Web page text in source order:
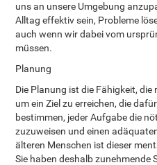
uns an unsere Umgebung
Alltag effektiv sein, Probleme
auch wenn wir dabei vom
müssen.
Planung
Die Planung ist die Fähigkeit,
um ein Ziel zu erreichen, die
bestimmen, jeder Aufgabe die
zuzuweisen und einen
älteren Menschen ist dieser
Sie haben deshalb zunehmende